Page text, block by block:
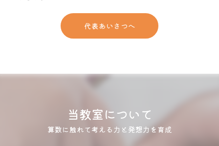
代表あいさつへ
算数に触れて考える力と発想力を育成
当教室について